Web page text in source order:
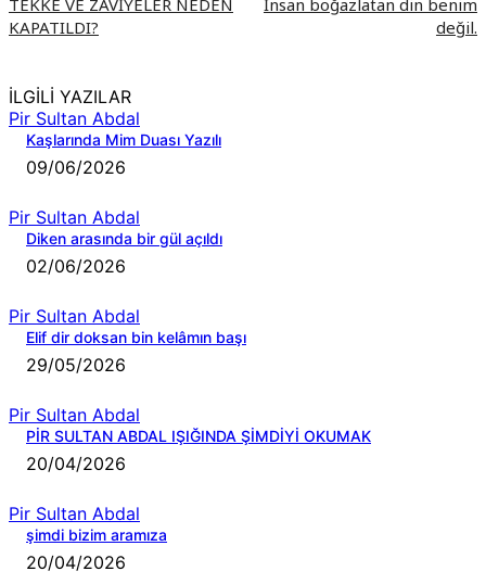
TEKKE VE ZAVİYELER NEDEN
KAPATILDI?
İnsan boğazlatan din benim
değil.
İLGİLİ YAZILAR
Pir Sultan Abdal
Kaşlarında Mim Duası Yazılı
09/06/2026
Pir Sultan Abdal
Diken arasında bir gül açıldı
02/06/2026
Pir Sultan Abdal
Elif dir doksan bin kelâmın başı
29/05/2026
Pir Sultan Abdal
PİR SULTAN ABDAL IŞIĞINDA ŞİMDİYİ OKUMAK
20/04/2026
Pir Sultan Abdal
şimdi bizim aramıza
20/04/2026